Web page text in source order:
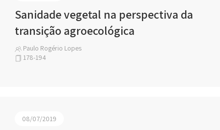
Sanidade vegetal na perspectiva da
transição agroecológica
Paulo Rogério Lopes
178-194
08/07/2019